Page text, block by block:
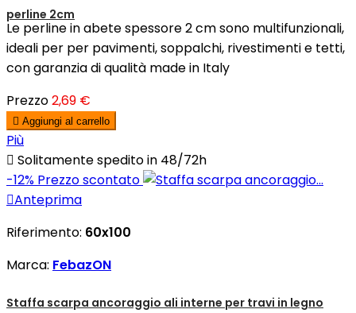
perline 2cm
Le perline in abete spessore 2 cm sono multifunzionali,
ideali per per pavimenti, soppalchi, rivestimenti e tetti,
con garanzia di qualità made in Italy
Prezzo2,69 €
 Aggiungi al carrello
Più
 Solitamente spedito in 48/72h
-12% Prezzo scontato
Anteprima
Riferimento: 60x100
Marca: FebazON
Staffa scarpa ancoraggio ali interne per travi in legno